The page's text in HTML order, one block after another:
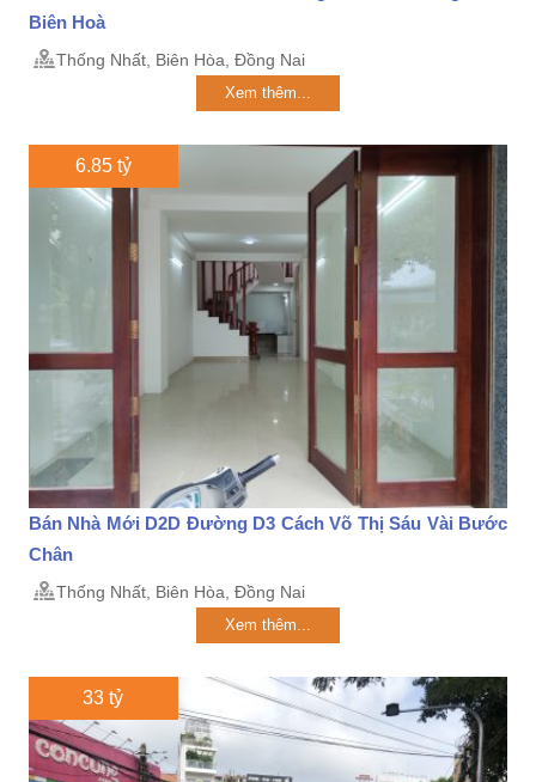
Biên Hoà
Thống Nhất, Biên Hòa, Đồng Nai
Xem thêm...
6.85 tỷ
Bán Nhà Mới D2D Đường D3 Cách Võ Thị Sáu Vài Bước
Chân
Thống Nhất, Biên Hòa, Đồng Nai
Xem thêm...
33 tỷ